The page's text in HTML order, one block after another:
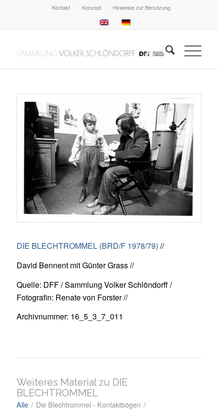
Kontakt Konzept Hinweise zur Benutzung
DIE BLECHTROMMEL (BRD/F 1978/79) //
David Bennent mit Günter Grass //
Quelle: DFF / Sammlung Volker Schlöndorff /
Fotografin: Renate von Forster //
Archivnummer: 16_5_3_7_011
Weiteres Material zu DIE
BLECHTROMMEL
Alle / Die Blechtrommel - Kontaktbögen /